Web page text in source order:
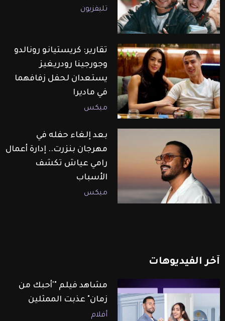
تليفزيون
تقارير: كريستيانو رونالدو
وجورجينا رودريغيز
يستعدان لحفل زفافهما
في ماديرا
ميكس
بعد إلغاء حفله في
مهرجان بنزرت.. إدارة أعمال
رامي عياش تكشف
الأسباب
ميكس
آخر الفيديوهات
مشاهد فيلم "'أحبك من
زمان" عذبت الممثلين
أفلام